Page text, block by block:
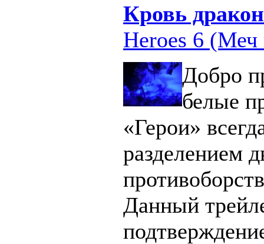
Кровь
Heroes 6 (Меч
Добро
белые
«Герои»
разделением
Данный